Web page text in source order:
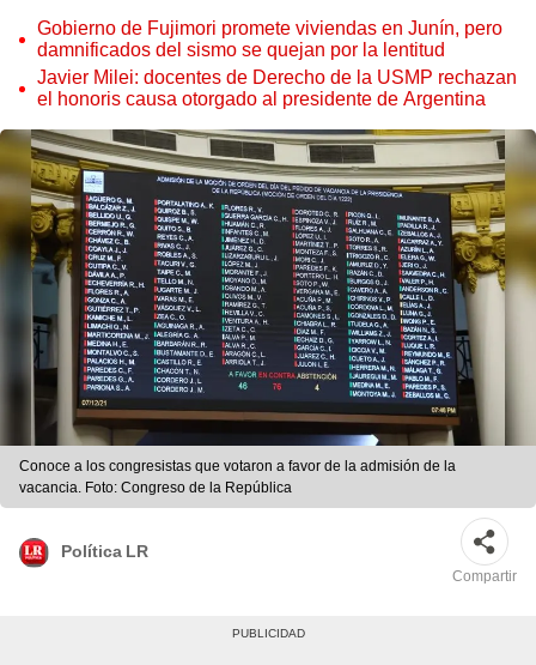
Gobierno de Fujimori promete viviendas en Junín, pero
damnificados del sismo se quejan por la lentitud
Javier Milei: docentes de Derecho de la USMP rechazan
el honoris causa otorgado al presidente de Argentina
Conoce a los congresistas que votaron a favor de la admisión de la
vacancia. Foto: Congreso de la República
Política LR
Compartir